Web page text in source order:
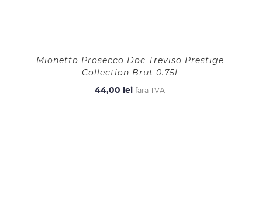
Mionetto Prosecco Doc Treviso Prestige
Collection Brut 0.75l
44,00 lei fara TVA